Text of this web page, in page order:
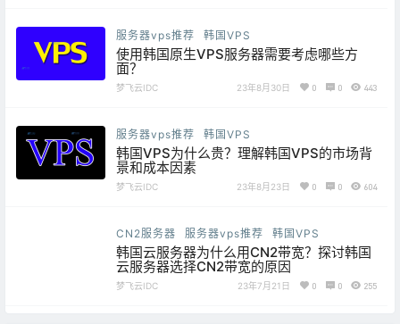
服务器vps推荐 韩国VPS
使用韩国原生VPS服务器需要考虑哪些方
面？
梦飞云IDC 23年8月30日 0 0 443
服务器vps推荐 韩国VPS
韩国VPS为什么贵？理解韩国VPS的市场背
景和成本因素
梦飞云IDC 23年8月23日 0 0 604
CN2服务器 服务器vps推荐 韩国VPS
韩国云服务器为什么用CN2带宽？探讨韩国
云服务器选择CN2带宽的原因
梦飞云IDC 23年7月21日 0 0 255